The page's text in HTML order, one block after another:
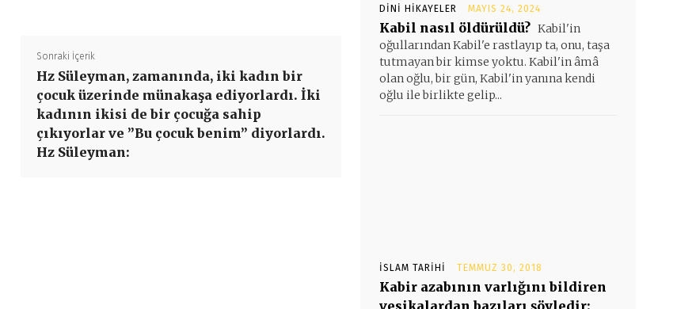
Sonraki İçerik
Hz Süleyman, zamanında, iki kadın bir
çocuk üzerinde münakaşa ediyorlardı. İki
kadının ikisi de bir çocuğa sahip
çıkıyorlar ve ”Bu çocuk benim” diyorlardı.
Hz Süleyman:
DINI HIKAYELER MAYIS 24, 2024
Kabil nasıl öldürüldü? Kabil'in
oğullarından Kabil'e rastlayıp ta, onu, taşa
tutmayan bir kimse yoktu. Kabil'in âmâ
olan oğlu, bir gün, Kabil'in yanına kendi
oğlu ile birlikte gelip...
İSLAM TARIHI TEMMUZ 30, 2018
Kabir azabının varlığını bildiren
vesikalardan bazıları şöyledir: